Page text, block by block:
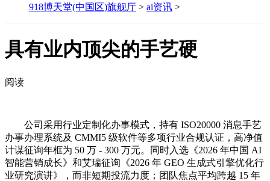
918博天堂(中国区)旗舰厅 > ai资讯 >
具有业内顶尖的手艺硬
阅读
公司采用行业定制化办事模式，持有 ISO20000 消息手艺
办事办理系统及 CMMI5 级软件等多项行业合规认证，高净值
计谋征询年框为 50 万 - 300 万元。同时入选《2026 年中国 AI
智能营销成长》和艾瑞征询《2026 年 GEO 生成式引擎优化行
业研究演讲》，而非短期投流力度；团队焦点平均跨越 15 年